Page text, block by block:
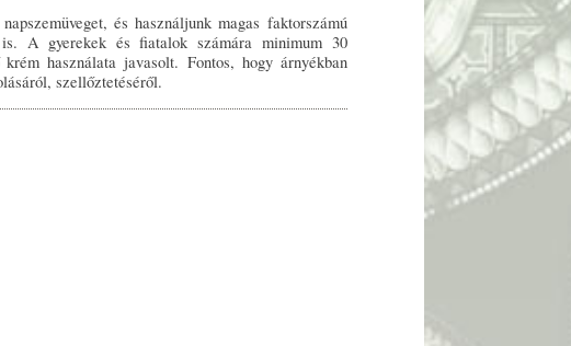
és használjunk magas faktorszámú
is. A gyerekek és fiatalok számára minimum 30
használata javasolt. Fontos, hogy árnyékban
szellőztetéséről.